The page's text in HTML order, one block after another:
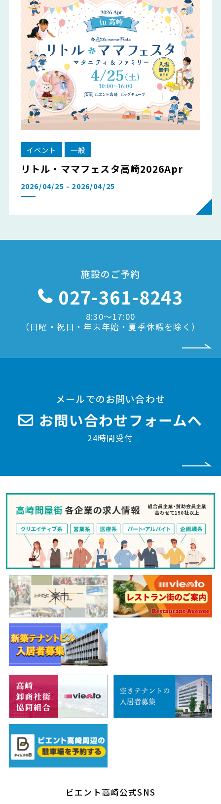
イベント 一般
リトル・ママフェスタ高崎2026Apr
2026/04/25 - 2026/04/25
施設のご予約
027-361-8243
8:30〜17:00
（日曜・祝日・年末年始・夏季休暇を除く）
メールでのお問い合わせ
お問い合わせフォームへ
24時間受付
ビエント高崎公式SNS